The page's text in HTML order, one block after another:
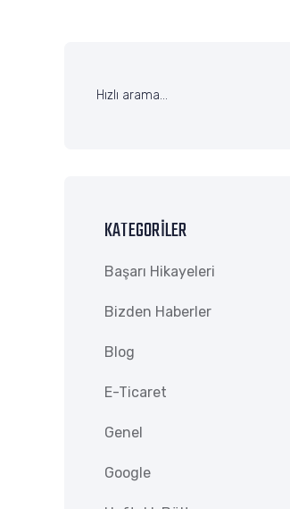
KATEGORILER
Başarı Hikayeleri
Bizden Haberler
Blog
E-Ticaret
Genel
Google